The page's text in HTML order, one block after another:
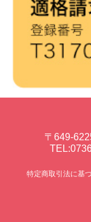
〒649-
特定商取引法に基